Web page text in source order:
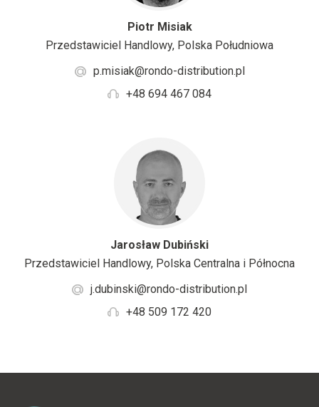
Piotr Misiak
Przedstawiciel Handlowy, Polska Południowa
p.misiak@rondo-distribution.pl
+48 694 467 084
Jarosław Dubiński
Przedstawiciel Handlowy, Polska Centralna i Północna
j.dubinski@rondo-distribution.pl
+48 509 172 420